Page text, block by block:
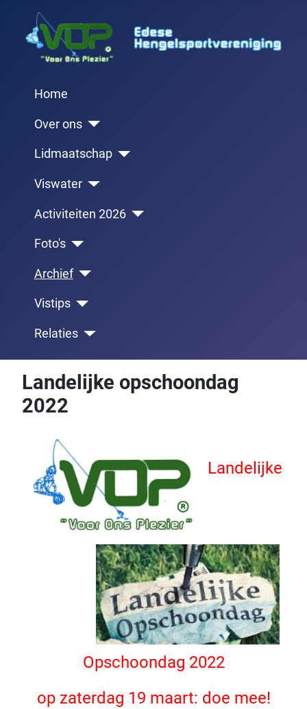
Home
Over ons
Lidmaatschap
Viswater
Activiteiten 2026
Foto's
Archief
Vistips
Relaties
Landelijke opschoondag
2022
Landelijke
Opschoondag 2022
op zaterdag 19 maart: doe mee!